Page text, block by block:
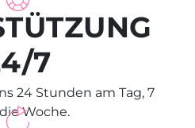
7
24 Stunden am Tag, 7
Woche.